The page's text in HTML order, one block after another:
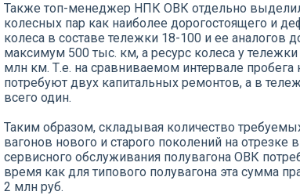
Также топ-менеджер НПК ОВК отдельно
колесных пар как наиболее дорогостоящего и
колеса в составе тележки 18-100 и ее аналогов
максимум 500 тыс. км, а ресурс колеса у тележки
млн км. Т.е. на сравниваемом интервале
потребуют двух капитальных ремонтов, а в
всего один.
Таким образом, складывая количество
вагонов нового и старого поколений на отрезке
сервисного обслуживания полувагона ОВК
время как для типового полувагона эта сумма
2 млн руб.